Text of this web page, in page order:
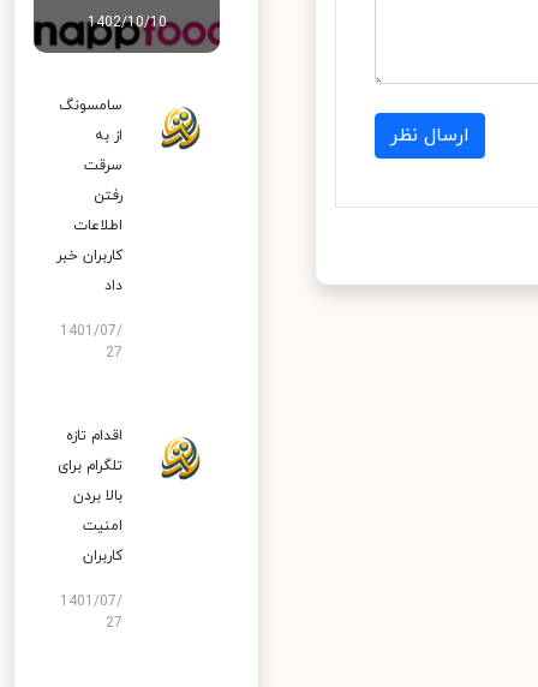
ارسال نظر
1402/10/10
سامسونگ
از به
سرقت
رفتن
اطلاعات
کاربران خبر
داد
1401/07/
27
اقدام تازه
تلگرام برای
بالا بردن
امنیت
کاربران
1401/07/
27